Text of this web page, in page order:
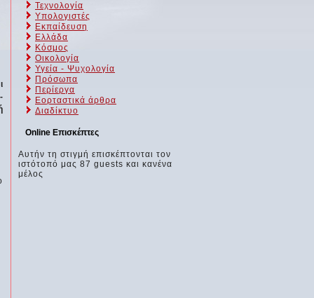
Τεχνολογία
Υπολογιστές
Εκπαίδευση
Ελλάδα
Κόσμος
Οικολογία
Υγεία - Ψυχολογία
Πρόσωπα
Περίεργα
Εορταστικά άρθρα
Διαδίκτυο
Online Επισκέπτες
Αυτήν τη στιγμή επισκέπτονται τον
ιστότοπό μας 87 guests και κανένα
μέλος